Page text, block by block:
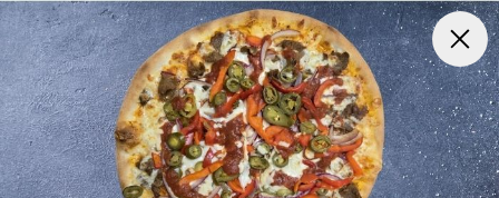
Menuer Pizza Pizza Med Oksekød Indbagt Pizza